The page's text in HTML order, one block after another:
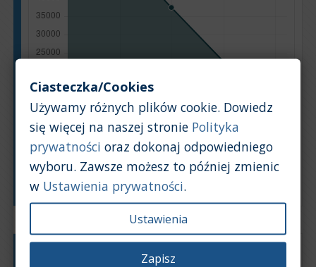
Rok produkcji
Benzyna + LPG
Ciasteczka/Cookies
Używamy różnych plików cookie. Dowiedz
się więcej na naszej stronie Polityka
prywatności oraz dokonaj odpowiedniego
wyboru. Zawsze możesz to później zmienic
w Ustawienia prywatności.
Ustawienia
Zapisz